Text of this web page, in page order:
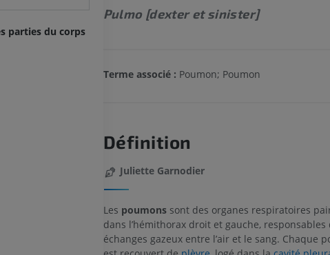
parties du corps
Pulmo [dexter et sinister]
Terme associé : Poumon; Poumon
Définition
Juliette Garnodier
Les poumonssont des organes respiratoires
dans l’hémithorax droit et gauche, responsables
échanges gazeux entre l’air et le sang. Chaque